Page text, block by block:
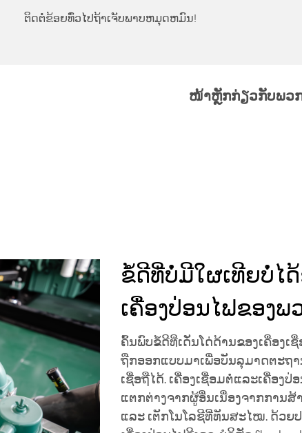
ຕິດຕໍ່ຂ້ອຍທົ່ວໄປຖ້າເຈັບພາບຫມຸດຫມົນ!
ໜ້າຫຼັກກ່ຽວກັບພວ
ຂໍ້ດີທີ່ບໍ່ມີໃຜເທີຍບໍ່ໄ
ເຄື່ອງປ່ອນໄຟຂອງພ
ຄົ້ນພົບຂໍ້ດີທີ່ເດັ່ນໂດ່ດ້ານຂອງເຄື່ອງເ
ຖືກອອກແບບມາເພື່ອບັນລຸມາດຕະຖ
ເຊື່ອຖືໄດ້. ເຄື່ອງເຊື່ອມຕໍ່ແລະເຄື່ອງ
ແຕກຕ່າງຈາກຜູ້ອື່ນເນື່ອງຈາກການສ້
ແລະ ເຕັກໂນໂລຊີທີ່ທັນສະໄໝ. ດ້ວຍ